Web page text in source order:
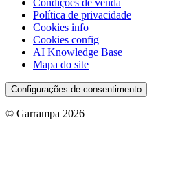
Política de privacidade
Cookies info
Cookies config
AI Knowledge Base
Mapa do site
Configurações de consentimento
© Garrampa 2026